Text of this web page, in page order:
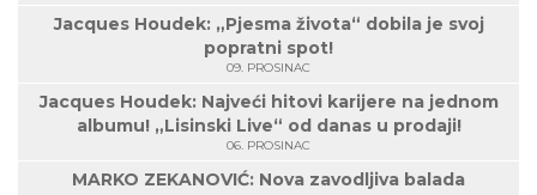
Jacques Houdek: „Pjesma života“ dobila je svoj
popratni spot!
09. PROSINAC
Jacques Houdek: Najveći hitovi karijere na jednom
albumu! „Lisinski Live“ od danas u prodaji!
06. PROSINAC
MARKO ZEKANOVIĆ: Nova zavodljiva balada